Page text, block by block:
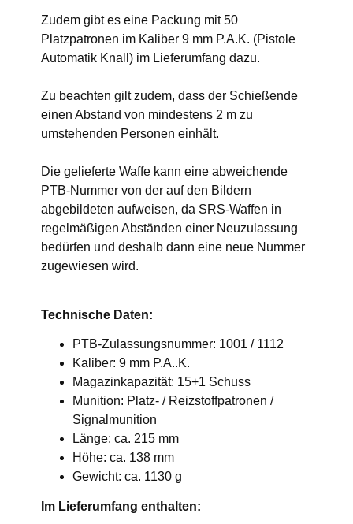
Zudem gibt es eine Packung mit 50
Platzpatronen im Kaliber 9 mm P.A.K. (Pistole
Automatik Knall) im Lieferumfang dazu.
Zu beachten gilt zudem, dass der Schießende
einen Abstand von mindestens 2 m zu
umstehenden Personen einhält.
Die gelieferte Waffe kann eine abweichende
PTB-Nummer von der auf den Bildern
abgebildeten aufweisen, da SRS-Waffen in
regelmäßigen Abständen einer Neuzulassung
bedürfen und deshalb dann eine neue Nummer
zugewiesen wird.
Technische Daten:
PTB-Zulassungsnummer: 1001 / 1112
Kaliber: 9 mm P.A..K.
Magazinkapazität: 15+1 Schuss
Munition: Platz- / Reizstoffpatronen /
Signalmunition
Länge: ca. 215 mm
Höhe: ca. 138 mm
Gewicht: ca. 1130 g
Im Lieferumfang enthalten: